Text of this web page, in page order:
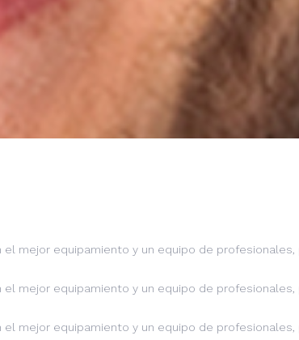
mejor equipamiento y un equipo de profesionales,
mejor equipamiento y un equipo de profesionales,
mejor equipamiento y un equipo de profesionales,